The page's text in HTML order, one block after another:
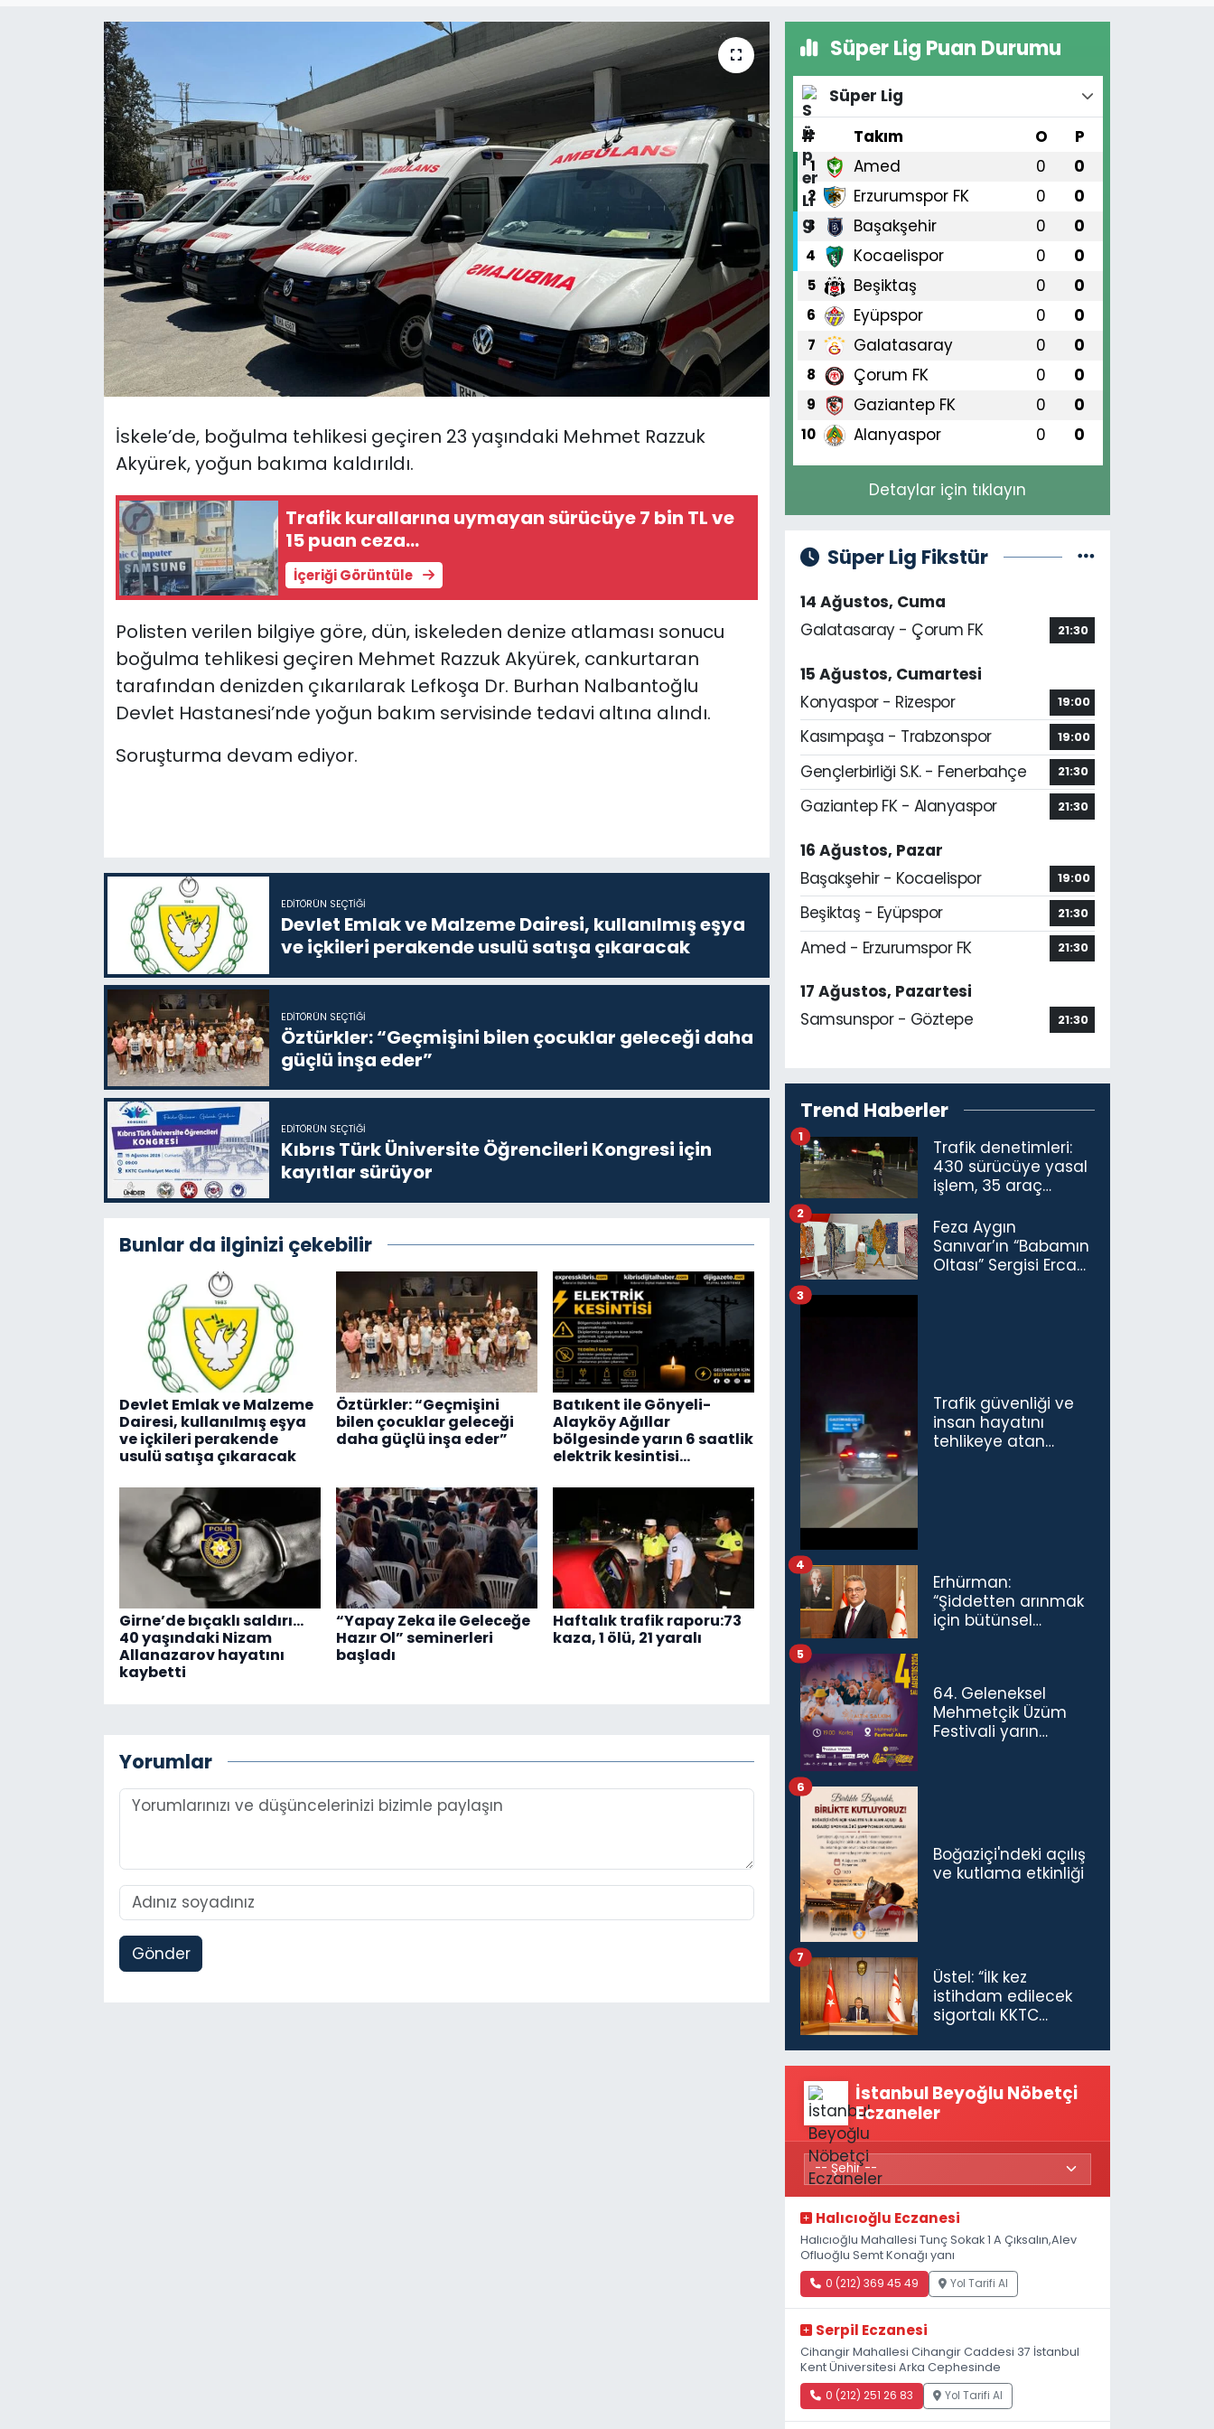
İskele’de, boğulma tehlikesi geçiren 23 yaşındaki Mehmet Razzuk
Akyürek, yoğun bakıma kaldırıldı.
Trafik kurallarına uymayan sürücüye 7 bin TL ve
15 puan ceza…
İçeriği Görüntüle
Polisten verilen bilgiye göre, dün, iskeleden denize atlaması sonucu
boğulma tehlikesi geçiren Mehmet Razzuk Akyürek, cankurtaran
tarafından denizden çıkarılarak Lefkoşa Dr. Burhan Nalbantoğlu
Devlet Hastanesi’nde yoğun bakım servisinde tedavi altına alındı.
Soruşturma devam ediyor.
EDITÖRÜN SEÇTIĞI
Devlet Emlak ve Malzeme Dairesi, kullanılmış eşya
ve içkileri perakende usulü satışa çıkaracak
EDITÖRÜN SEÇTIĞI
Öztürkler: “Geçmişini bilen çocuklar geleceği daha
güçlü inşa eder”
EDITÖRÜN SEÇTIĞI
Kıbrıs Türk Üniversite Öğrencileri Kongresi için
kayıtlar sürüyor
Bunlar da ilginizi çekebilir
Devlet Emlak ve Malzeme
Dairesi, kullanılmış eşya
ve içkileri perakende
usulü satışa çıkaracak
Öztürkler: “Geçmişini
bilen çocuklar geleceği
daha güçlü inşa eder”
Batıkent ile Gönyeli-
Alayköy Ağıllar
bölgesinde yarın 6 saatlik
elektrik kesintisi…
Girne’de bıçaklı saldırı…
40 yaşındaki Nizam
Allanazarov hayatını
kaybetti
“Yapay Zeka ile Geleceğe
Hazır Ol” seminerleri
başladı
Haftalık trafik raporu:73
kaza, 1 ölü, 21 yaralı
Yorumlar
Gönder
Süper Lig Puan Durumu
Süper Lig
#
Takım O P
1 Amed 0 0
2 Erzurumspor FK 0 0
3 Başakşehir 0 0
4 Kocaelispor 0 0
5 Beşiktaş 0 0
6 Eyüpspor 0 0
7 Galatasaray 0 0
8 Çorum FK 0 0
9 Gaziantep FK 0 0
10 Alanyaspor 0 0
Detaylar için tıklayın
Süper Lig Fikstür
14 Ağustos, Cuma
Galatasaray - Çorum FK
21:30
15 Ağustos, Cumartesi
Konyaspor - Rizespor
19:00
Kasımpaşa - Trabzonspor 19:00
Gençlerbirliği S.K. - Fenerbahçe 21:30
Gaziantep FK - Alanyaspor 21:30
16 Ağustos, Pazar
Başakşehir - Kocaelispor
19:00
Beşiktaş - Eyüpspor 21:30
Amed - Erzurumspor FK 21:30
17 Ağustos, Pazartesi
Samsunspor - Göztepe
21:30
Trend Haberler
Trafik denetimleri:
430 sürücüye yasal
işlem, 35 araç
1
Feza Aygın
Sanıvar’ın “Babamın
Oltası” Sergisi Ercan
2
Trafik güvenliği ve
insan hayatını
tehlikeye atan
3
Erhürman:
“Şiddetten arınmak
için bütünsel
4
64. Geleneksel
Mehmetçik Üzüm
Festivali yarın
5
Boğaziçi'ndeki açılış
ve kutlama etkinliği
6
Üstel: “İlk kez
istihdam edilecek
sigortalı KKTC
maaş desteğini 35
bin TL'ye çıkardık”
7
İstanbul Beyoğlu Nöbetçi
Eczaneler
Halıcıoğlu Eczanesi
Halıcıoğlu Mahallesi Tunç Sokak 1 A Çıksalın,Alev
Ofluoğlu Semt Konağı yanı
0 (212) 369 45 49 Yol Tarifi Al
Serpil Eczanesi
Cihangir Mahallesi Cihangir Caddesi 37 İstanbul
Kent Üniversitesi Arka Cephesinde
0 (212) 251 26 83 Yol Tarifi Al
Gündem
KKTC YEREL SEÇİM 2018
Kültür Sanat
Magazin
Nöbetçi Eczaneler
Otomobil Dünyası
Politika
Teknoloji
Video Galeri
Yazarlar